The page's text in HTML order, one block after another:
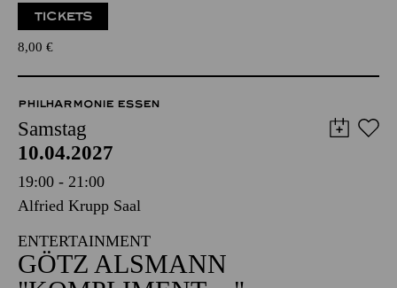
Zusammen studieren wir eine kleine Szene ein – dabei ist viel
Kreativität gefragt
8,00 €
PHILHARMONIE ESSEN
Samstag
10.04.2027
19:00 - 21:00
Alfried Krupp Saal